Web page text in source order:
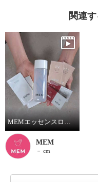
関連
MEMエッセンスローショントライアルセット
MEM
－ cm